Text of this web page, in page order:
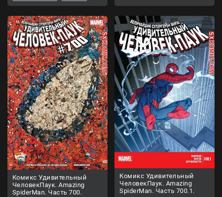
Комикс Удивительный
ЧеловекПаук. Amazing
SpiderMan. Часть 700.
Комикс Удивительный
ЧеловекПаук. Amazing
SpiderMan. Часть 700.1.